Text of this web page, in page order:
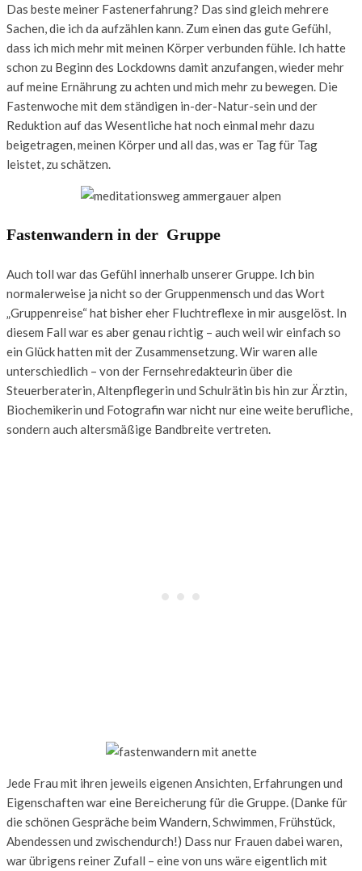
Das beste meiner Fastenerfahrung? Das sind gleich mehrere
Sachen, die ich da aufzählen kann. Zum einen das gute Gefühl,
dass ich mich mehr mit meinen Körper verbunden fühle. Ich hatte
schon zu Beginn des Lockdowns damit anzufangen, wieder mehr
auf meine Ernährung zu achten und mich mehr zu bewegen. Die
Fastenwoche mit dem ständigen in-der-Natur-sein und der
Reduktion auf das Wesentliche hat noch einmal mehr dazu
beigetragen, meinen Körper und all das, was er Tag für Tag
leistet, zu schätzen.
Fastenwandern in der Gruppe
Auch toll war das Gefühl innerhalb unserer Gruppe. Ich bin
normalerweise ja nicht so der Gruppenmensch und das Wort
„Gruppenreise“ hat bisher eher Fluchtreflexe in mir ausgelöst. In
diesem Fall war es aber genau richtig – auch weil wir einfach so
ein Glück hatten mit der Zusammensetzung. Wir waren alle
unterschiedlich – von der Fernsehredakteurin über die
Steuerberaterin, Altenpflegerin und Schulrätin bis hin zur Ärztin,
Biochemikerin und Fotografin war nicht nur eine weite berufliche,
sondern auch altersmäßige Bandbreite vertreten.
Jede Frau mit ihren jeweils eigenen Ansichten, Erfahrungen und
Eigenschaften war eine Bereicherung für die Gruppe. (Danke für
die schönen Gespräche beim Wandern, Schwimmen, Frühstück,
Abendessen und zwischendurch!) Dass nur Frauen dabei waren,
war übrigens reiner Zufall – eine von uns wäre eigentlich mit